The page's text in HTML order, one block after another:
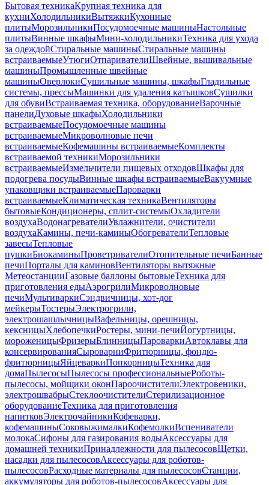
Бытовая техникаКрупная техника для
кухниХолодильникиВытяжкиКухонные
плитыМорозильникиПосудомоечные машиныНастольные
плитыВинные шкафыМини-холодильникиТехника для ухода
за одеждойСтиральные машиныСтиральные машины
встраиваемыеУтюгиОтпаривателиШвейные, вышивальные
машиныПромышленные швейные
машиныОверлокиСушильные машины, шкафыГладильные
системы, прессыМашинки для удаления катышковСушилки
для обувиВстраиваемая техника, оборудованиеВарочные
панелиДуховые шкафыХолодильники
встраиваемыеПосудомоечные машины
встраиваемыеМикроволновые печи
встраиваемыеКофемашины встраиваемыеКомплекты
встраиваемой техникиМорозильники
встраиваемыеИзмельчители пищевых отходовШкафы для
подогрева посудыВинные шкафы встраиваемыеВакуумные
упаковщики встраиваемыеПароварки
встраиваемыеКлиматическая техникаВентиляторы
бытовыеКондиционеры, сплит-системыОхладители
воздухаВодонагревателиУвлажнители, очистители
воздухаКамины, печи-каминыОбогревателиТепловые
завесыТепловые
пушкиБиокаминыПроветривателиОтопительные печиБанные
печиПорталы для каминовВентиляторы вытяжные
МетеостанцииГазовые баллоны бытовыеТехника для
приготовления едыАэрогрилиМикроволновые
печиМультиваркиСэндвичницы, хот-дог
мейкерыТостерыЭлектрогрили,
электрошашлычницыВафельницы, орешницы,
кексницыХлебопечкиРостеры, мини-печиЙогуртницы,
мороженицыФризерыБлинницыПароваркиАвтоклавы для
консервированияСыроварниФритюрницы, фондю-
фритюрницыЯйцеваркиПопкорницыТехника для
домаПылесосыПылесосы профессиональныеРоботы-
пылесосы, мойщики оконПароочистителиЭлектровеники,
электрошвабрыСтеклоочистителиСтерилизационное
оборудованиеТехника для приготовления
напитковЭлектрочайникиКофеварки,
кофемашиныСоковыжималкиКофемолкиВспениватели
молокаСифоны для газирования водыАксессуары для
домашней техникиПринадлежности для пылесосовЩетки,
насадки для пылесосовАксессуары для роботов-
пылесосовРасходные материалы для пылесосовСтанции,
аккумуляторы для роботов-пылесосовАксессуары для